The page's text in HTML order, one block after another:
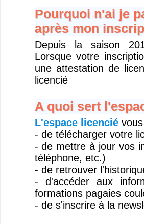
Pourquoi n'ai je
après mon
Depuis la saison
Lorsque votre
une attestation de
licencié
A quoi sert
L'espace licenciévous
- de télécharger votre
- de mettre à jour vos
téléphone, etc.)
- de retrouver
- d'accéder aux
formations pagaies
- de s'inscrire à la